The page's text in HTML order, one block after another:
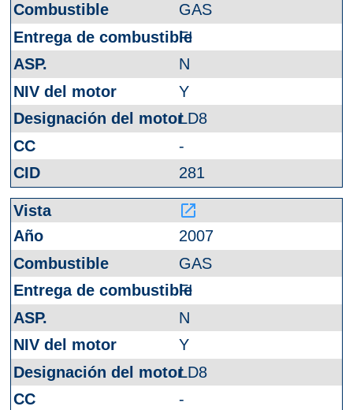
GAS
FI
N
Y
LD8
-
281
launch
2007
GAS
FI
N
Y
LD8
-